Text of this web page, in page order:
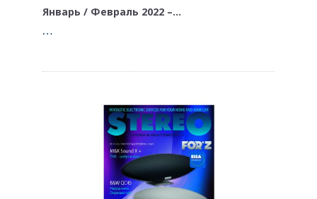
Январь / Февраль 2022 –…
…